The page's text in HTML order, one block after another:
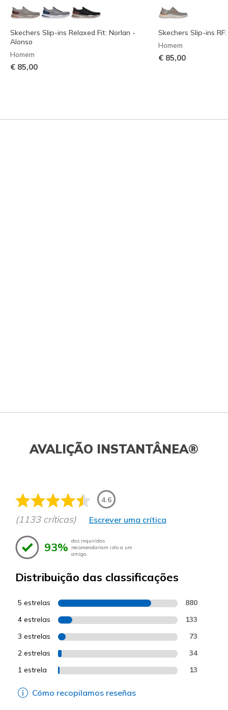
Skechers Slip-ins Relaxed Fit: Norlan -
Alonso
Homem
€ 85,00
Skechers Slip-ins
Homem
€ 85,00
AVALIÇÃO INSTANTÂNEA®
4.6
(1133 críticas) Escrever uma crítica
93% dos inquiridos
recomendariam isto a um
amigo.
Distribuição das classificações
5 estrelas 880
4 estrelas 133
3 estrelas 73
2 estrelas 34
1 estrela 13
Cómo recopilamos reseñas